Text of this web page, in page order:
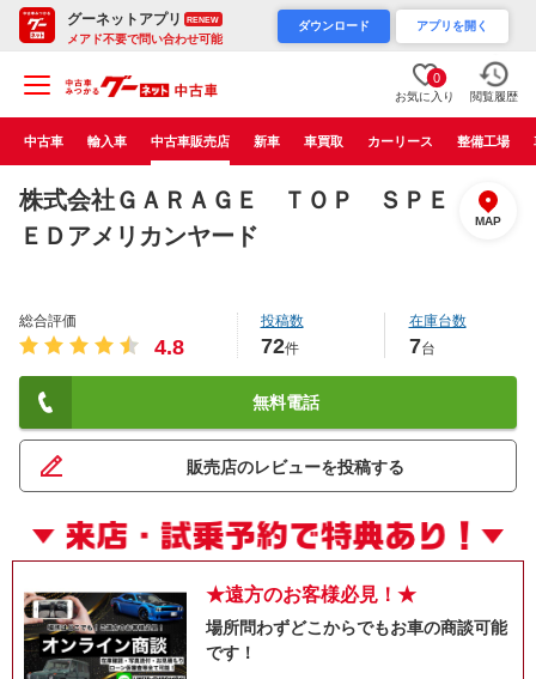
グーネットアプリ RENEW
メアド不要で問い合わせ可能
ダウンロード アプリを開く
0
お気に入り 閲覧履歴
中古車 輸入車 中古車販売店 新車 車買取 カーリース 整備工場
株式会社ＧＡＲＡＧＥ ＴＯＰ ＳＰＥ
ＥＤアメリカンヤード
MAP
総合評価
4.8
投稿数
72件
在庫台数
7台
無料電話
販売店のレビューを投稿する
★遠方のお客様必見！★
場所問わずどこからでもお車の商談可能
です！